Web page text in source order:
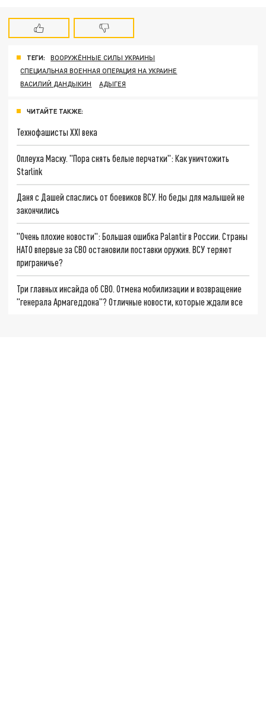
ТЕГИ:
ВООРУЖЁННЫЕ СИЛЫ УКРАИНЫ
СПЕЦИАЛЬНАЯ ВОЕННАЯ ОПЕРАЦИЯ НА УКРАИНЕ
ВАСИЛИЙ ДАНДЫКИН
АДЫГЕЯ
ЧИТАЙТЕ ТАКЖЕ:
Технофашисты XXI века
Оплеуха Маску. "Пора снять белые перчатки": Как уничтожить
Starlink
Даня с Дашей спаслись от боевиков ВСУ. Но беды для малышей не
закончились
"Очень плохие новости": Большая ошибка Palantir в России. Страны
НАТО впервые за СВО остановили поставки оружия. ВСУ теряют
приграничье?
Три главных инсайда об СВО. Отмена мобилизации и возвращение
"генерала Армагеддона"? Отличные новости, которые ждали все